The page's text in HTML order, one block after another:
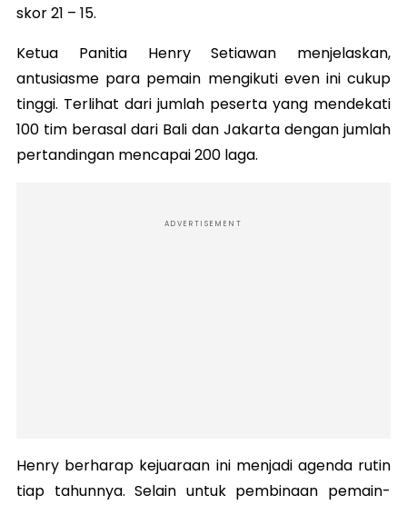
skor 21 – 15.
Ketua Panitia Henry Setiawan menjelaskan,
antusiasme para pemain mengikuti even ini cukup
tinggi. Terlihat dari jumlah peserta yang mendekati
100 tim berasal dari Bali dan Jakarta dengan jumlah
pertandingan mencapai 200 laga.
ADVERTISEMENT
Henry berharap kejuaraan ini menjadi agenda rutin
tiap tahunnya. Selain untuk pembinaan pemain-